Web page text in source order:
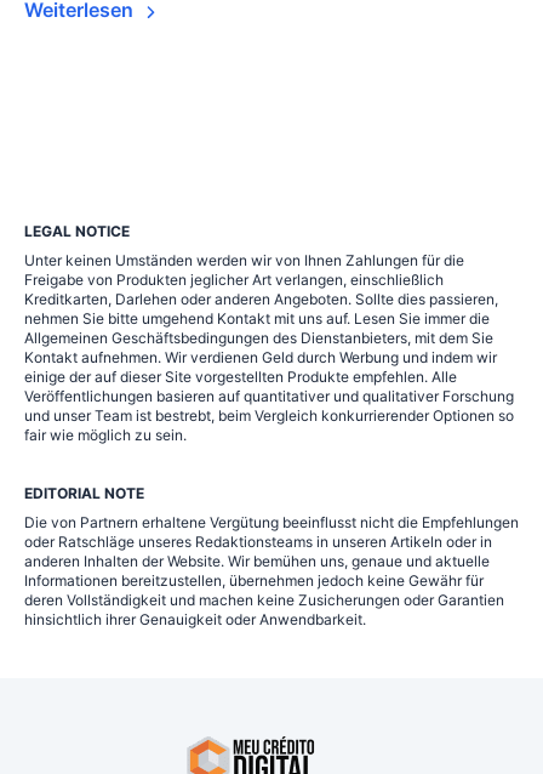
Weiterlesen
LEGAL NOTICE
Unter keinen Umständen werden wir von Ihnen Zahlungen für die
Freigabe von Produkten jeglicher Art verlangen, einschließlich
Kreditkarten, Darlehen oder anderen Angeboten. Sollte dies passieren,
nehmen Sie bitte umgehend Kontakt mit uns auf. Lesen Sie immer die
Allgemeinen Geschäftsbedingungen des Dienstanbieters, mit dem Sie
Kontakt aufnehmen. Wir verdienen Geld durch Werbung und indem wir
einige der auf dieser Site vorgestellten Produkte empfehlen. Alle
Veröffentlichungen basieren auf quantitativer und qualitativer Forschung
und unser Team ist bestrebt, beim Vergleich konkurrierender Optionen so
fair wie möglich zu sein.
EDITORIAL NOTE
Die von Partnern erhaltene Vergütung beeinflusst nicht die Empfehlungen
oder Ratschläge unseres Redaktionsteams in unseren Artikeln oder in
anderen Inhalten der Website. Wir bemühen uns, genaue und aktuelle
Informationen bereitzustellen, übernehmen jedoch keine Gewähr für
deren Vollständigkeit und machen keine Zusicherungen oder Garantien
hinsichtlich ihrer Genauigkeit oder Anwendbarkeit.